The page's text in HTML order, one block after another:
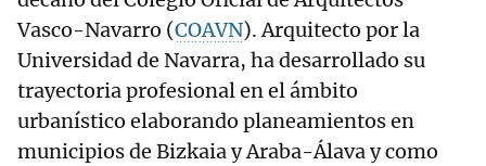
Vasco-Navarro (COAVN). Arquitecto por la
Universidad de Navarra, ha desarrollado su
trayectoria profesional en el ámbito
urbanístico elaborando planeamientos en
municipios de Bizkaia y Araba-Álava y como